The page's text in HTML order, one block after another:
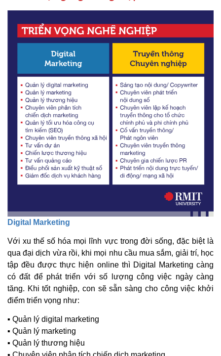
Digital Marketing
Với xu thế số hóa mọi lĩnh vực trong đời sống, đặc biệt là
qua đại dịch vừa rồi, khi mọi nhu cầu mua sắm, giải trí, học
tập đều được thực hiện online thì Digital Marketing càng
có đất để phát triển với số lượng công việc ngày càng
tăng. Khi tốt nghiệp, con sẽ sẵn sàng cho công việc khởi
điểm triển vọng như:
▪ Quản lý digital marketing
▪ Quản lý marketing
▪ Quản lý thương hiệu